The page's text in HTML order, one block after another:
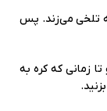
به تلخی می‌زند. پس
زمانی که کره به